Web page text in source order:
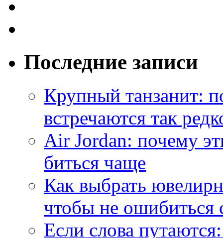
Последние записи
Крупный танзанит:
встречаются так
Air Jordan: почему
биться чаще
Как выбрать
чтобы не ошибиться
Если слова